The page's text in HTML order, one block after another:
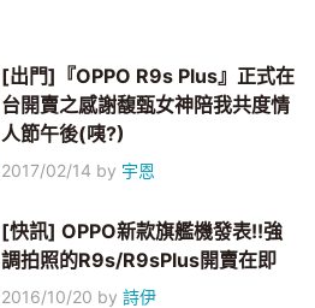
[出門]『OPPO R9s Plus』正式在
台開賣之感謝馥甄女神陪我共度情
人節午後(咦?)
2017/02/14 by 宇恩
[快訊] OPPO新款旗艦機發表!!強
調拍照的R9s/R9sPlus開賣在即
2016/10/20 by詩伊